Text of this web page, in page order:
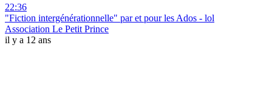
22:36
"Fiction intergénérationnelle" par et pour les Ados - lol
Association Le Petit Prince
il y a 12 ans